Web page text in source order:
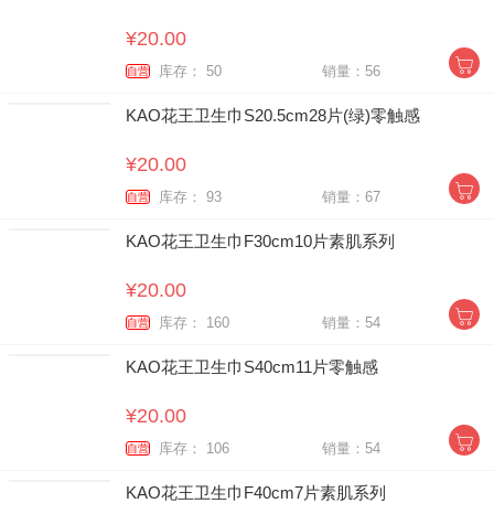
¥20.00
自营 库存： 50 销量：56
KAO花王卫生巾S20.5cm28片(绿)零触感
¥20.00
自营 库存： 93 销量：67
KAO花王卫生巾F30cm10片素肌系列
¥20.00
自营 库存： 160 销量：54
KAO花王卫生巾S40cm11片零触感
¥20.00
自营 库存： 106 销量：54
KAO花王卫生巾F40cm7片素肌系列